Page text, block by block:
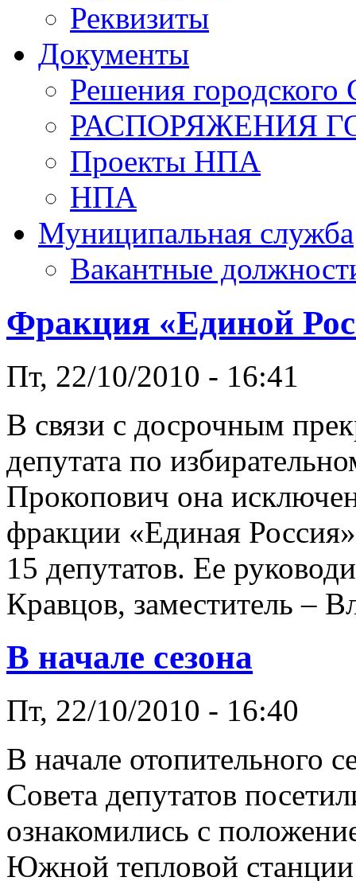
Реквизиты
Документы
Решения городского
РАСПОРЯЖЕНИЯ
Проекты НПА
НПА
Муниципальная служба
Вакантные
Фракция «Единой
Пт, 22/10/2010 - 16:41
В связи с досрочным
депутата по
Прокопович она
фракции «Единая
15 депутатов. Ее
Кравцов, заместитель –
В начале сезона
Пт, 22/10/2010 - 16:40
В начале отопительного
Совета депутатов
ознакомились с
Южной тепловой